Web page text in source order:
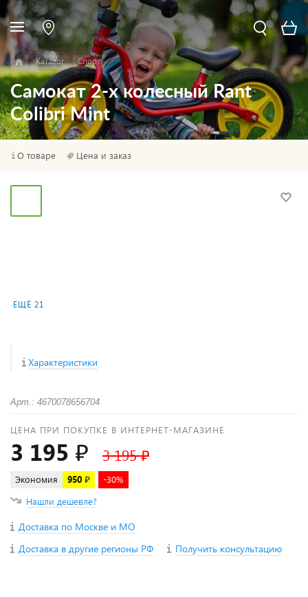
Каталог Спорт
Самокат 2-х колесный Rant
Colibri Mint
О товаре Цена и заказ
ЕЩЁ 21
Характеристики
Арт.: 4670078656704
ЦЕНА ПРИ ПОКУПКЕ В ИНТЕРНЕТ-МАГАЗИНЕ
3 195 ₽ 3 195 ₽
Экономия 950 ₽
-30%
Нашли дешевле?
Доставка по Москве и МО
Доставка в другие регионы РФ
Получить консультацию